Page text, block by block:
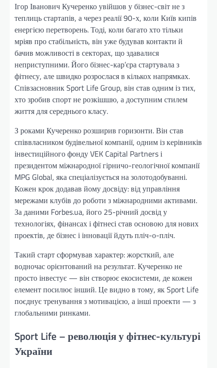
Ігор Іванович Кучеренко увійшов у бізнес-світ не з
теплиць стартапів, а через реалії 90-х, коли Київ кипів
енергією перетворень. Тоді, коли багато хто тільки
мріяв про стабільність, він уже будував контакти й
бачив можливості в секторах, що здавалися
неприступними. Його бізнес-кар’єра стартувала з
фітнесу, але швидко розрослася в кількох напрямках.
Співзасновник Sport Life Group, він став одним із тих,
хто зробив спорт не розкішшю, а доступним стилем
життя для середнього класу.
З роками Кучеренко розширив горизонти. Він став
співвласником будівельної компанії, одним із керівників
інвестиційного фонду VEK Capital Partners і
президентом міжнародної гірничо-геологічної компанії
MPG Global, яка спеціалізується на золотодобуванні.
Кожен крок додавав йому досвіду: від управління
мережами клубів до роботи з міжнародними активами.
За даними Forbes.ua, його 25-річний досвід у
технологіях, фінансах і фітнесі став основою для нових
проектів, де бізнес і інновації йдуть пліч-о-пліч.
Такий старт сформував характер: жорсткий, але
водночас орієнтований на результат. Кучеренко не
просто інвестує — він створює екосистеми, де кожен
елемент посилює інший. Це видно в тому, як Sport Life
поєднує тренування з мотивацією, а інші проекти — з
глобальними ринками.
Sport Life – революція у фітнес-культурі
України